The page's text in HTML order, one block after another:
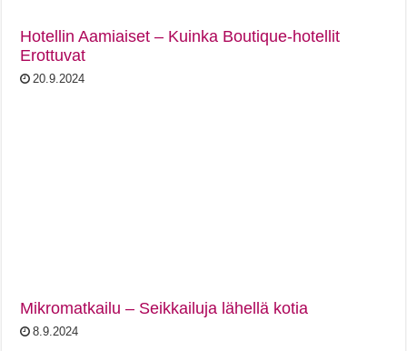
Hotellin Aamiaiset – Kuinka Boutique-hotellit
Erottuvat
20.9.2024
Mikromatkailu – Seikkailuja lähellä kotia
8.9.2024